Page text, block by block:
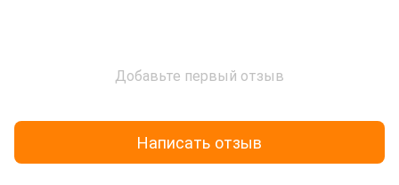
Добавьте первый отзыв
Написать отзыв